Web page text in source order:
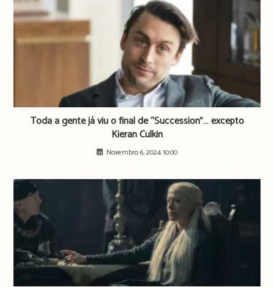
Toda a gente já viu o final de “Succession”… excepto
Kieran Culkin
Novembro 6, 2024 10:00